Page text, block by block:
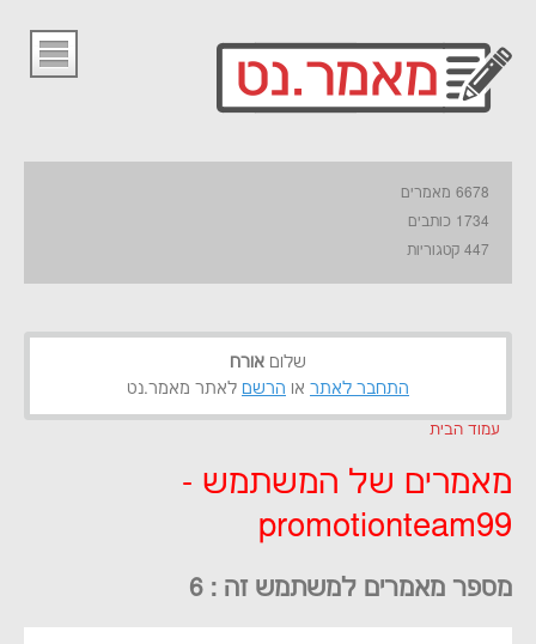
שלום אורח
התחבר לאתר או הרשם לאתר מאמר.נט
6678 מאמרים
1734 כותבים
447 קטגוריות
עמוד הבית
מאמרים של המשתמש -
promotionteam99
מספר מאמרים למשתמש זה : 6